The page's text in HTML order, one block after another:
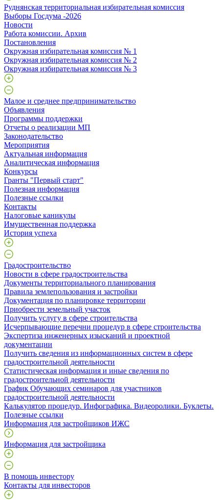
Руднянская территориальная избирательная комиссия
Выборы Госдума -2026
Новости
Работа комиссии. Архив
Постановления
Окружная избирательная комиссия № 1
Окружная избирательная комиссия № 2
Окружная избирательная комиссия № 3
Малое и среднее предпринимательство
Объявления
Программы поддержки
Отчеты о реализации МП
Законодательство
Мероприятия
Актуальная информация
Аналитическая информация
Конкурсы
Гранты "Первый старт"
Полезная информация
Полезные ссылки
Контакты
Налоговые каникулы
Имущественная поддержка
История успеха
Градостроительство
Новости в сфере градостроительства
Документы территориального планирования
Правила землепользования и застройки
Документация по планировке территории
Приобрести земельный участок
Получить услугу в сфере строительства
Исчерпывающие перечни процедур в сфере строительства
Экспертиза инженерных изысканий и проектной
документации
Получить сведения из информационных систем в сфере
градостроительной деятельности
Статистическая информация и иные сведения по
градостроительной деятельности
График Обучающих семинаров для участников
градостроительной деятельности
Калькулятор процедур. Инфографика. Видеоролики. Буклеты.
Полезные ссылки
Информация для застройщиков ИЖС
Информация для застройщика
В помощь инвестору
Контакты для инвесторов